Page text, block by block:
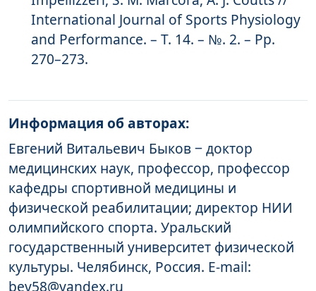
International Journal of Sports Physiology
and Performance. – Т. 14. – №. 2. – Pp.
270–273.
Информация об авторах:
Евгений Витальевич Быков ‒ доктор
медицинских наук, профессор, профессор
кафедры спортивной медицины и
физической реабилитации; директор НИИ
олимпийского спорта. Уральский
государственный университет физической
культуры. Челябинск, Россия. E-mail:
bev58@yandex.ru